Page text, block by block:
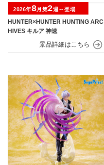
HUNTER×HUNTER HUNTING ARC
HIVES キルア 神速
2026年8月第2週～登場